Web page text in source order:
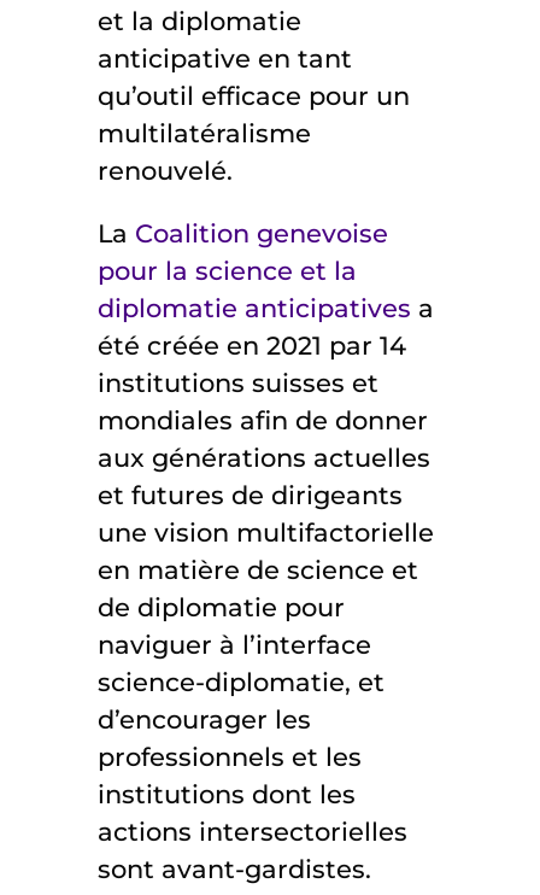
et la diplomatie
anticipative en tant
qu’outil efficace pour un
multilatéralisme
renouvelé.
La Coalition genevoise
pour la science et la
diplomatie anticipatives a
été créée en 2021 par 14
institutions suisses et
mondiales afin de donner
aux générations actuelles
et futures de dirigeants
une vision multifactorielle
en matière de science et
de diplomatie pour
naviguer à l’interface
science-diplomatie, et
d’encourager les
professionnels et les
institutions dont les
actions intersectorielles
sont avant-gardistes.